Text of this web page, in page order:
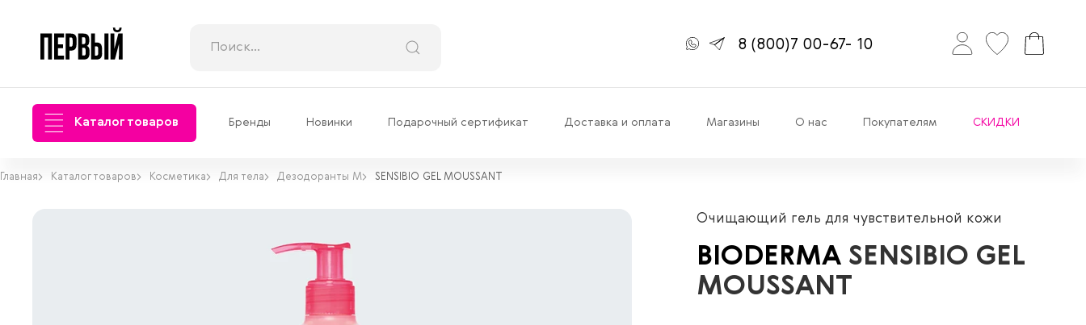
8(800)7 00-67- 10
Каталог товаров Бренды Новинки Подарочный сертификат Доставка и оплата Магазины О нас Покупателям СКИДКИ
Главная Каталог товаров Косметика Для тела Дезодоранты М SENSIBIO GEL MOUSSANT
Очищающий гель для чувствительной кожи
BIODERMA SENSIBIO GEL
MOUSSANT